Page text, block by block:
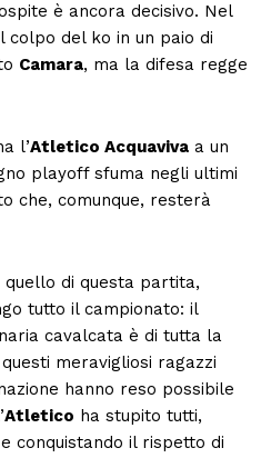
è ancora decisivo. Nel
del ko in un paio di
Camara, ma la difesa regge
l’Atletico Acquaviva a un
playoff sfuma negli ultimi
che, comunque, resterà
di questa partita,
tutto il campionato: il
cavalcata è di tutta la
meravigliosi ragazzi
hanno reso possibile
Atletico ha stupito tutti,
conquistando il rispetto di